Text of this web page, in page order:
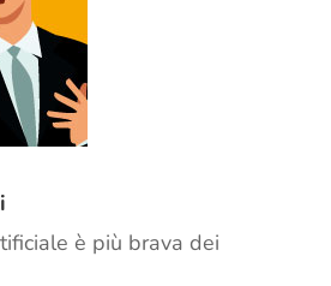
è più brava dei